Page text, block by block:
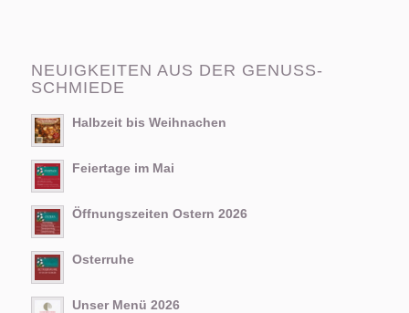
NEUIGKEITEN AUS DER GENUSS-
SCHMIEDE
Halbzeit bis Weihnachen
Feiertage im Mai
Öffnungszeiten Ostern 2026
Osterruhe
Unser Menü 2026